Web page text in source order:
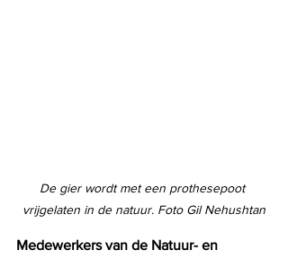
De gier wordt met een prothesepoot
vrijgelaten in de natuur. Foto Gil Nehushtan
Medewerkers van de Natuur- en